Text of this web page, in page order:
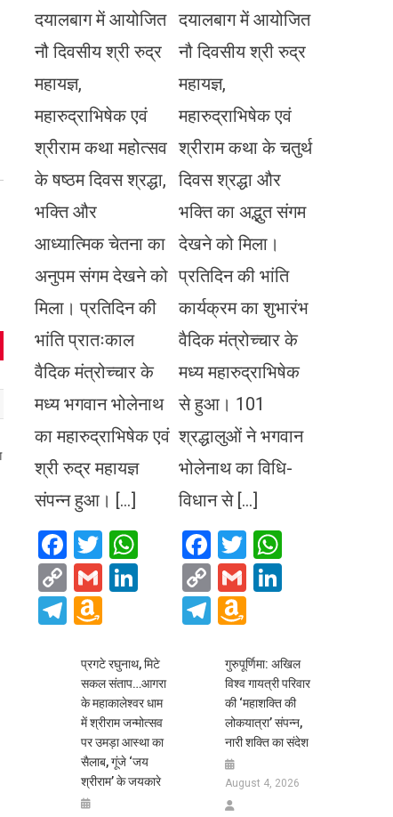
दयालबाग में आयोजित
नौ दिवसीय श्री रुद्र
महायज्ञ,
महारुद्राभिषेक एवं
श्रीराम कथा महोत्सव
के षष्ठम दिवस श्रद्धा,
भक्ति और
आध्यात्मिक चेतना का
अनुपम संगम देखने को
मिला। प्रतिदिन की
भांति प्रातःकाल
वैदिक मंत्रोच्चार के
मध्य भगवान भोलेनाथ
का महारुद्राभिषेक एवं
श्री रुद्र महायज्ञ
संपन्न हुआ। […]
Facebook
TwitterWhatsApp
Copy
Link
GmailLinkedIn
Telegram
Amazon
List
दयालबाग में आयोजित
नौ दिवसीय श्री रुद्र
महायज्ञ,
महारुद्राभिषेक एवं
श्रीराम कथा के चतुर्थ
दिवस श्रद्धा और
भक्ति का अद्भुत संगम
देखने को मिला।
प्रतिदिन की भांति
कार्यक्रम का शुभारंभ
वैदिक मंत्रोच्चार के
मध्य महारुद्राभिषेक
से हुआ। 101
श्रद्धालुओं ने भगवान
भोलेनाथ का विधि-
विधान से […]
Facebook
Twitter
Copy
Link
Gmail
Telegram
List
प्रगटे रघुनाथ, मिटे
सकल संताप…आगरा
के महाकालेश्वर धाम
में श्रीराम जन्मोत्सव
पर उमड़ा आस्था का
सैलाब, गूंजे ‘जय
श्रीराम’ के जयकारे
गुरुपूर्णिमा: अखिल
विश्व गायत्री परिवार
की ‘महाशक्ति की
लोकयात्रा’ संपन्न,
नारी शक्ति का संदेश
August 4, 2026